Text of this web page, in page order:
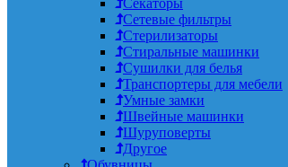
Сетевые фильтры
Стерилизаторы
Стиральные машинки
Сушилки для белья
Транспортеры для мебели
Умные замки
Швейные машинки
Шуруповерты
Другое